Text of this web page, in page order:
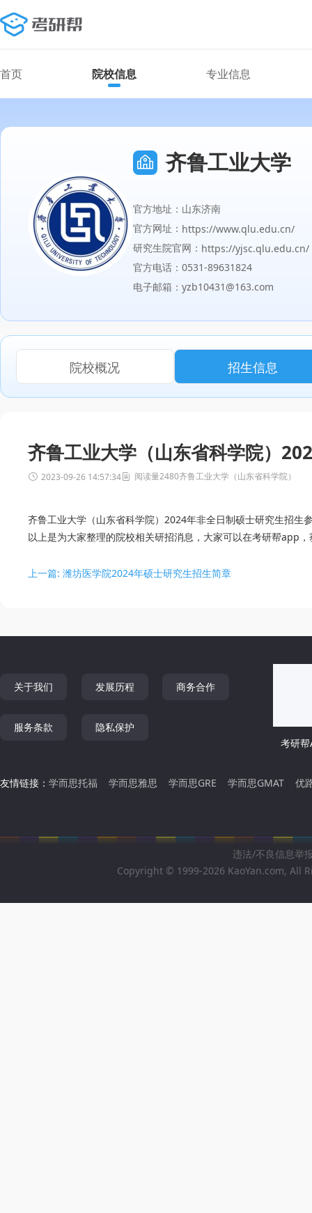
首页 院校信息 专业信息
齐鲁工业大学
官方地址：山东济南
官方网址： https://www.qlu.edu.cn/
研究生院官网： https://yjsc.qlu.edu.cn/
官方电话：0531-89631824
电子邮箱：yzb10431@163.com
院校概况 招生信息
齐鲁工业大学（山东省科学院）
2023-09-26 14:57:34 阅读量2480齐鲁工业大学（山东省科学院）
齐鲁工业大学（山东省科学院）2024年非全日制硕士研究生
以上是为大家整理的院校相关研招消息，大家可以在考研帮app
上一篇: 潍坊医学院2024年硕士研究生招生简章
关于我们 发展历程 商务合作
服务条款
隐私保护
考研帮
友情链接： 学而思托福 学而思雅思 学而思GRE 学而思GMAT 优
违法/不良信息举
Copyright © 1999-2026 KaoYan.com, All